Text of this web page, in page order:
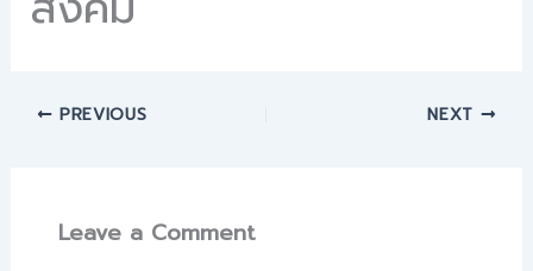
PREVIOUS NEXT
Leave a Comment